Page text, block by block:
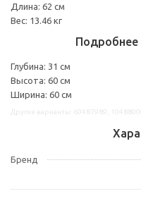
Длина: 62 см
Вес: 13.46 кг
Подробнее
Глубина: 31 см
Высота: 60 см
Ширина: 60 см
Бренд